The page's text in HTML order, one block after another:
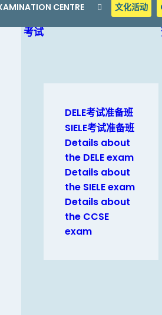
CENTRE 文化活动
考试
DELE考试准备班
SIELE考试准备班
Details about
the DELE exam
Details about
the SIELE exam
Details about
the CCSE
exam